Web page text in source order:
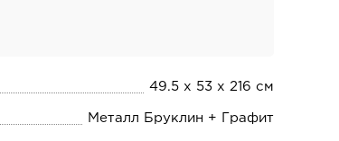
49.5 х 53 х 216 см
Металл Бруклин + Графит